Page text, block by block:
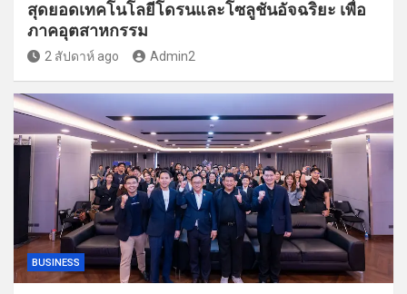
สุดยอดเทคโนโลยีโดรนและโซลูชันอัจฉริยะ เพื่อ
ภาคอุตสาหกรรม
2 สัปดาห์ ago Admin2
BUSINESS